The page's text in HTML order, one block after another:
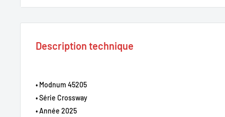
Freins à disque hydrauliques Tektro
Description technique
• Modnum 45205
• Série Crossway
• Année 2025